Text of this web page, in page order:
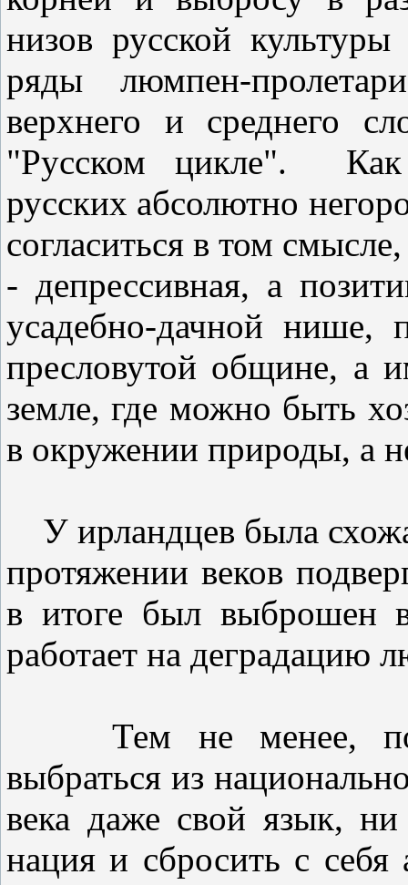
низов русской
ряды люмпен-
верхнего и среднего
"Русском цикле". Как
русских абсолютно
согласиться в том
- депрессивная, а
усадебно-дачной нише,
пресловутой общине, а
земле, где можно быть
в окружении природы, а
У ирландцев была
протяжении веков
в итоге был выброшен в
работает на деградацию
Тем не менее,
выбраться из
века даже свой язык, ни
нация и сбросить с себя